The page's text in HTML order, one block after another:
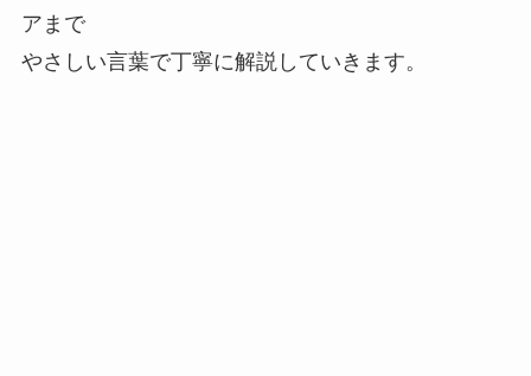
アまで
やさしい言葉で丁寧に解説していきます。